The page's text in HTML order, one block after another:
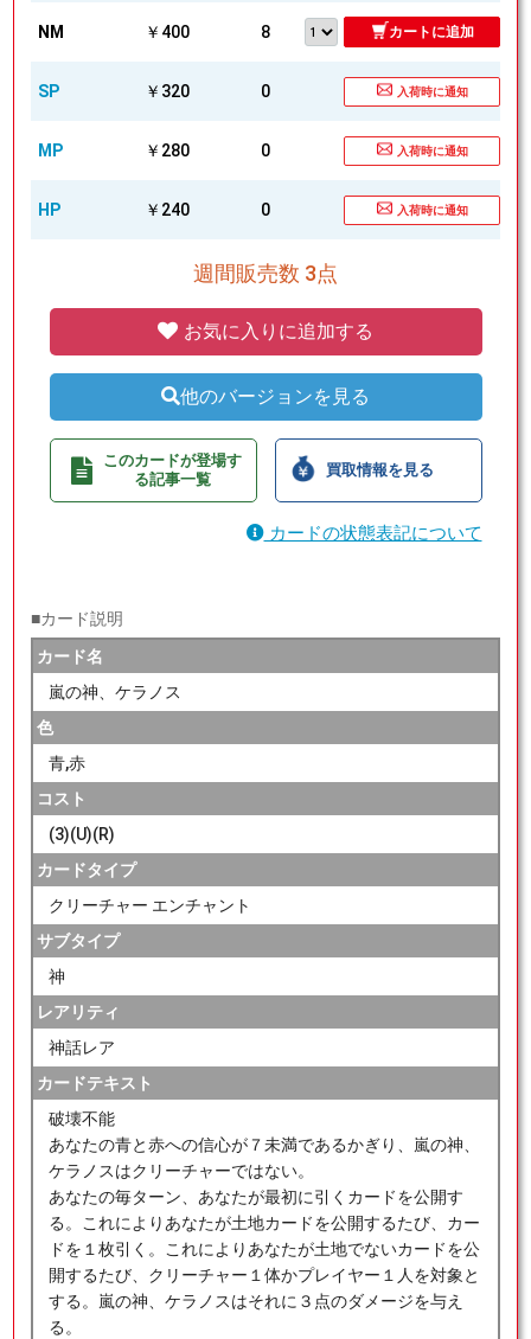
NM ￥400 8 カートに追加
SP ￥320 0 入荷時に通知
MP ￥280 0 入荷時に通知
HP ￥240 0 入荷時に通知
週間販売数 3点
お気に入りに追加する
他のバージョンを見る
このカードが登場す
る記事一覧
買取情報を見る
カードの状態表記について
■カード説明
カード名
嵐の神、ケラノス
色
青,赤
コスト
(3)(U)(R)
カードタイプ
クリーチャー エンチャント
サブタイプ
神
レアリティ
神話レア
カードテキスト
破壊不能
あなたの青と赤への信心が７未満であるかぎり、嵐の神、
ケラノスはクリーチャーではない。
あなたの毎ターン、あなたが最初に引くカードを公開す
る。これによりあなたが土地カードを公開するたび、カー
ドを１枚引く。これによりあなたが土地でないカードを公
開するたび、クリーチャー１体かプレイヤー１人を対象と
する。嵐の神、ケラノスはそれに３点のダメージを与え
る。